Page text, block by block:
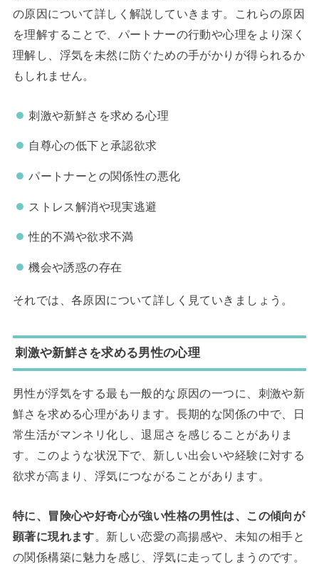
の原因について詳しく解説していきます。これらの原因
を理解することで、パートナーの行動や心理をより深く
理解し、浮気を未然に防ぐための手がかりが得られるか
もしれません。
刺激や新鮮さを求める心理
自尊心の低下と承認欲求
パートナーとの関係性の悪化
ストレス解消や現実逃避
性的不満や欲求不満
機会や誘惑の存在
それでは、各原因について詳しく見ていきましょう。
刺激や新鮮さを求める男性の心理
男性が浮気をする最も一般的な原因の一つに、刺激や新
鮮さを求める心理があります。長期的な関係の中で、日
常生活がマンネリ化し、退屈さを感じることがありま
す。このような状況下で、新しい出会いや経験に対する
欲求が高まり、浮気につながることがあります。
特に、冒険心や好奇心が強い性格の男性は、この傾向が
顕著に現れます 。新しい恋愛の高揚感や、未知の相手と
の関係構築に魅力を感じ、浮気に走ってしまうのです。